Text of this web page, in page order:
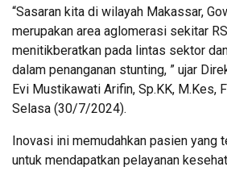
“Sasaran kita di wilayah Makassar,
merupakan area aglomerasi sekitar
menitikberatkan pada lintas sektor
dalam penanganan stunting, ” ujar
Evi Mustikawati Arifin, Sp.KK, M.Kes,
Selasa (30/7/2024).
Inovasi ini memudahkan pasien yang
untuk mendapatkan pelayanan